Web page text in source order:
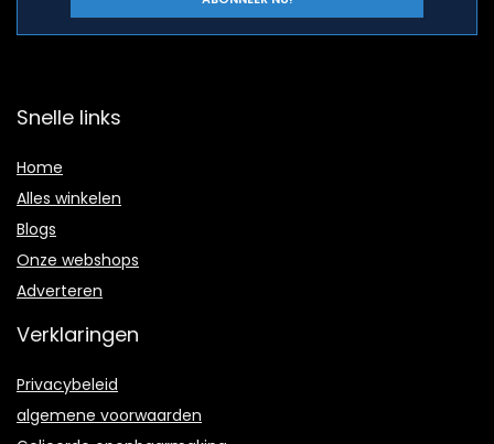
Snelle links
Home
Alles winkelen
Blogs
Onze webshops
Adverteren
Verklaringen
Privacybeleid
algemene voorwaarden